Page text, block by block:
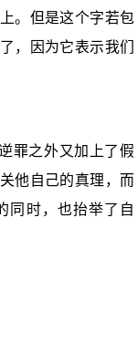
。但是这个字若包
，因为它表示我们
罪之外又加上了假
他自己的真理，而
同时，也抬举了自